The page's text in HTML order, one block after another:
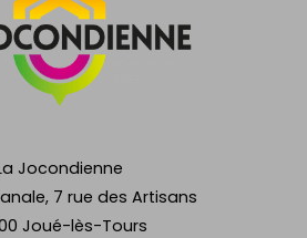
Jocondienne
7 rue des Artisans
Joué-lès-Tours